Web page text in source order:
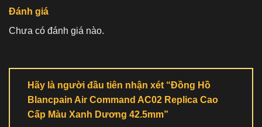
Đánh giá
Chưa có đánh giá nào.
Hãy là người đầu tiên nhận xét “Đồng Hồ
Blancpain Air Command AC02 Replica Cao
Cấp Màu Xanh Dương 42.5mm”